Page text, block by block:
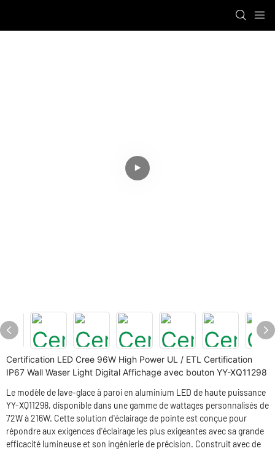
Certification LED Cree 96W High Power UL / ETL Certification
IP67 Wall Waser Light Digital Affichage avec bouton YY-XQ11298
Le modèle de lave-glace à paroi en aluminium LED de haute puissance
YY-XQ11298, disponible dans une gamme de wattages personnalisés de
72W à 216W. Cette solution d'éclairage de pointe est conçue pour
répondre aux exigences d'éclairage les plus exigeantes avec sa grande
efficacité lumineuse et son ingénierie de précision. Construit avec de